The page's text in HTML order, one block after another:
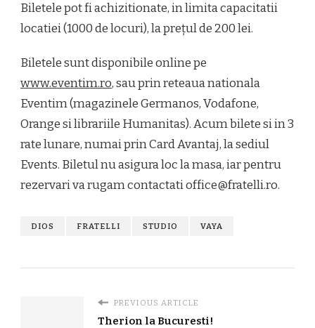
Biletele pot fi achizitionate, in limita capacitatii
locatiei (1000 de locuri), la prețul de 200 lei.
Biletele sunt disponibile online pe
www.eventim.ro, sau prin reteaua nationala
Eventim (magazinele Germanos, Vodafone,
Orange si librariile Humanitas). Acum bilete si in 3
rate lunare, numai prin Card Avantaj, la sediul
Events. Biletul nu asigura loc la masa, iar pentru
rezervari va rugam contactati office@fratelli.ro.
DIOS FRATELLI STUDIO VAYA
PREVIOUS ARTICLE
Therion la Bucuresti!